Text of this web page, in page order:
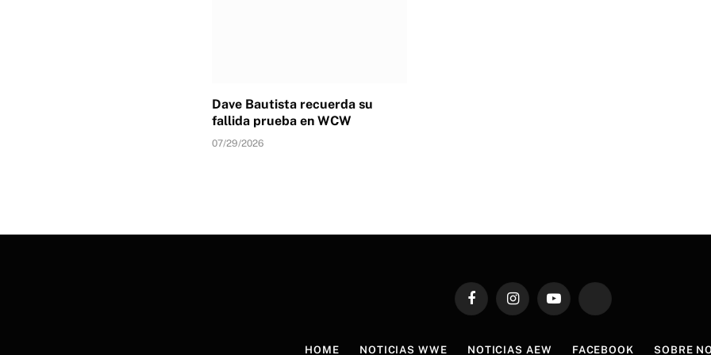
Dave Bautista recuerda su
fallida prueba en WCW
07/29/2026
FacebookInstagramYouTube TikTok
HOME NOTICIAS WWE NOTICIAS AEW FACEBOOK SOBRE